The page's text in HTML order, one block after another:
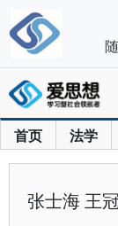
首页 法学
张士海 王